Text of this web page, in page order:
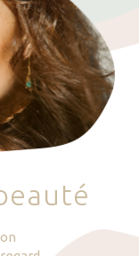
eauté